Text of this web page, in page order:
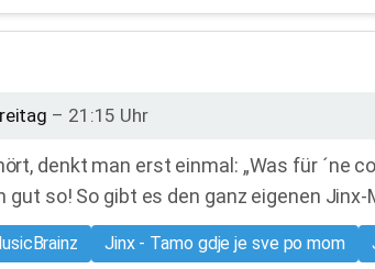
– 21:15 Uhr
denkt man erst einmal: „Was für ´ne
gut so! So gibt es den ganz eigenen Jinx-
Jinx - Tamo gdje je sve po mom